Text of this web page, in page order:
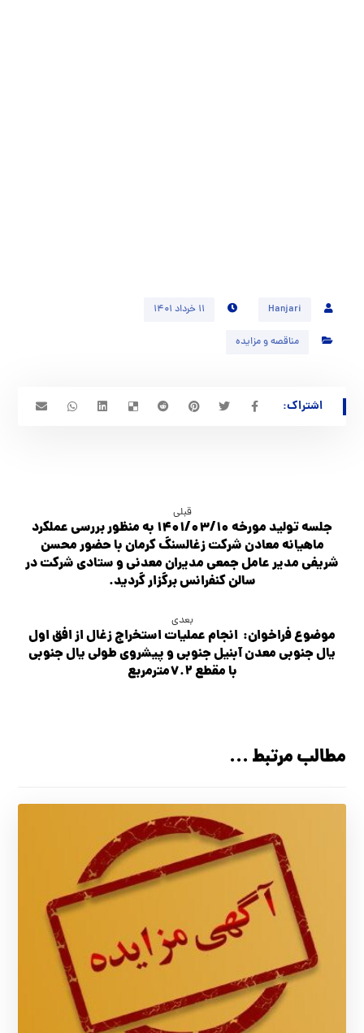
Hanjari ۱۱ خرداد ۱۴۰۱
مناقصه و مزایده
قبلی
جلسه تولید مورخه ۱۴۰۱/۰۳/۱۰ به منظور بررسی عملکرد
ماهیانه معادن شرکت زغالسنگ کرمان با حضور محسن
شریفی مدیر عامل جمعی مدیران معدنی و ستادی شرکت در
سالن کنفرانس برگزار گردید.
بعدی
موضوع فراخوان: انجام عملیات استخراج زغال از افق اول
یال جنوبی معدن آبنیل جنوبی و پیشروی طولی یال جنوبی
با مقطع ۷.۲مترمربع
مطالب مرتبط ...